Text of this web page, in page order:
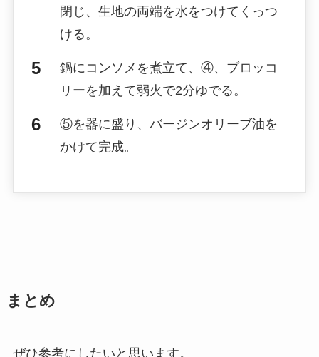
閉じ、生地の両端を水をつけてくっつ
ける。
鍋にコンソメを煮立て、④、ブロッコ
リーを加えて弱火で2分ゆでる。
⑤を器に盛り、バージンオリーブ油を
かけて完成。
まとめ
ぜひ参考にしたいと思います。